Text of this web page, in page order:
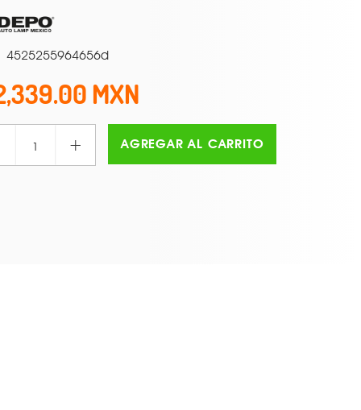
4525255964656d
+ AGREGAR AL CARRITO